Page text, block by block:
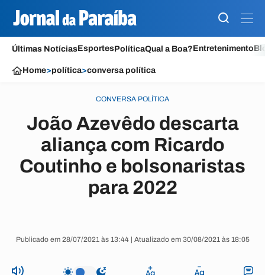
Últimas NotíciasEsportesPolíticaQual a Boa?Entretenimento
Home>política>conversa política
CONVERSA POLÍTICA
João Azevêdo descarta
aliança com Ricardo
Coutinho e bolsonaristas
para 2022
Publicado em 28/07/2021 às 13:44 | Atualizado em 30/08/2021 às 18:05